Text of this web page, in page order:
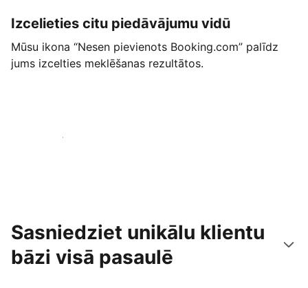
Izcelieties citu piedāvājumu vidū
Mūsu ikona “Nesen pievienots Booking.com” palīdz
jums izcelties meklēšanas rezultātos.
Sākt jau šodien
Sasniedziet unikālu klientu
bāzi visā pasaulē